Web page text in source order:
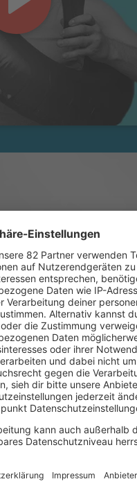
Mehr
Simon Steinbrecher